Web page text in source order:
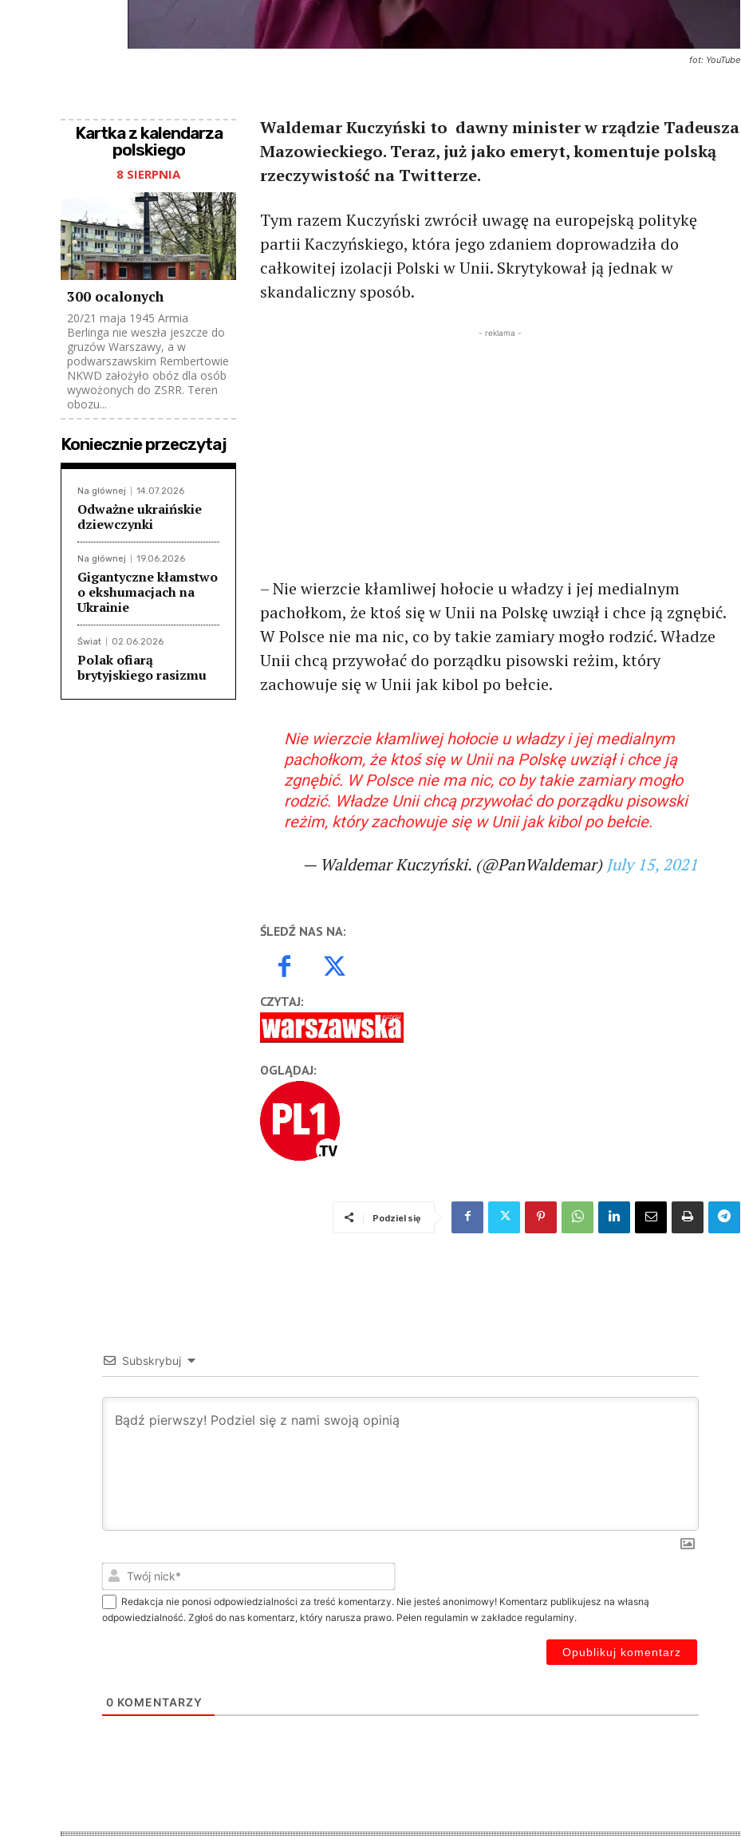
fot: YouTube
Kartka z kalendarza
polskiego
8 SIERPNIA
300 ocalonych
20/21 maja 1945 Armia
Berlinga nie weszła jeszcze do
gruzów Warszawy, a w
podwarszawskim Rembertowie
NKWD założyło obóz dla osób
wywożonych do ZSRR. Teren
obozu...
Koniecznie przeczytaj
Na głównej 14.07.2026
Odważne ukraińskie
dziewczynki
Na głównej 19.06.2026
Gigantyczne kłamstwo
o ekshumacjach na
Ukrainie
Świat 02.06.2026
Polak ofiarą
brytyjskiego rasizmu
Waldemar Kuczyński to dawny minister w rządzie Tadeusza
Mazowieckiego. Teraz, już jako emeryt, komentuje polską
rzeczywistość na Twitterze.
Tym razem Kuczyński zwrócił uwagę na europejską politykę
partii Kaczyńskiego, która jego zdaniem doprowadziła do
całkowitej izolacji Polski w Unii. Skrytykował ją jednak w
skandaliczny sposób.
- reklama -
– Nie wierzcie kłamliwej hołocie u władzy i jej medialnym
pachołkom, że ktoś się w Unii na Polskę uwziął i chce ją zgnębić.
W Polsce nie ma nic, co by takie zamiary mogło rodzić. Władze
Unii chcą przywołać do porządku pisowski reżim, który
zachowuje się w Unii jak kibol po bełcie.
Nie wierzcie kłamliwej hołocie u władzy i jej medialnym
pachołkom, że ktoś się w Unii na Polskę uwziął i chce ją
zgnębić. W Polsce nie ma nic, co by takie zamiary mogło
rodzić. Władze Unii chcą przywołać do porządku pisowski
reżim, który zachowuje się w Unii jak kibol po bełcie.
— Waldemar Kuczyński. (@PanWaldemar) July 15, 2021
ŚLEDŹ NAS NA:
CZYTAJ:
OGLĄDAJ:
Podziel się
Subskrybuj
Twój
Redakcja nie ponosi odpowiedzialności za treść komentarzy. Nie jesteś anonimowy! Komentarz publikujesz na własną
odpowiedzialność. Zgłoś do nas komentarz, który narusza prawo. Pełen regulamin w zakładce regulaminy.
0 KOMENTARZY